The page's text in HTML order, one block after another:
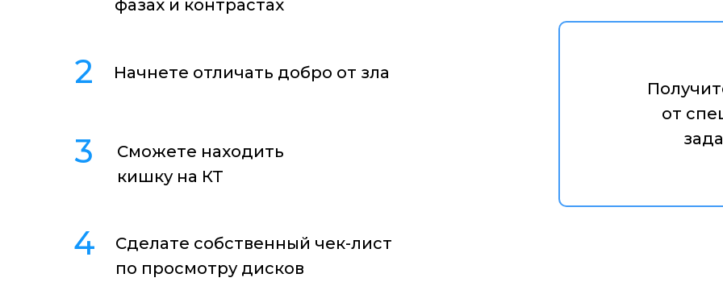
от
фазах и контрастах
3
Сможете находить
кишку на КТ
4
Сделате собственный чек-лист
по просмотру дисков
2 Начнете отличать добро от зла